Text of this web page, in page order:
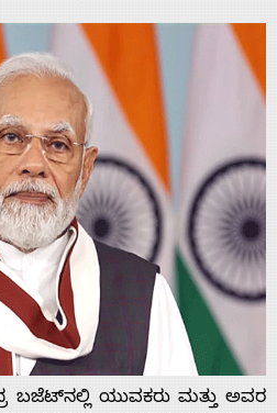
ಬಜೆಟ್‌ನಲ್ಲಿ ಯುವಕರು ಮತ್ತು ಅವರ